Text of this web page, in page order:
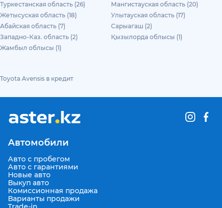
Туркестанская область (26)
Мангистауская область (20)
Жетысуская область (18)
Улытауская область (17)
Абайская область (7)
Сарыагаш (2)
Западно-Каз. область (2)
Қызылорда облысы (1)
Жамбыл облысы (1)
Toyota Avensis в кредит
Автомобили
Авто с пробегом
Авто с гарантиями
Новые авто
Выкуп авто
Комиссионная продажа
Варианты продажи